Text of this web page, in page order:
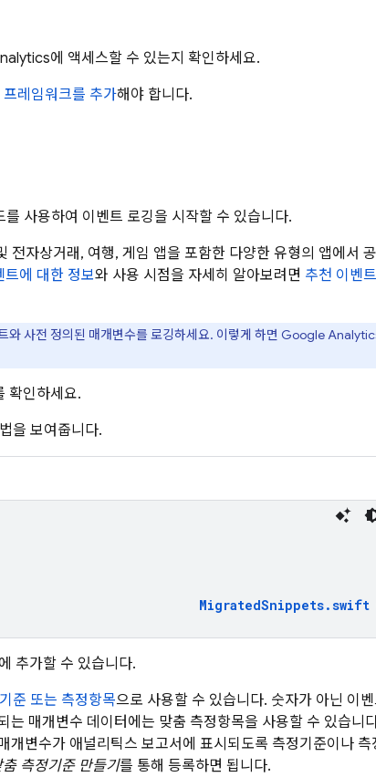
에 액세스할 수 있는지 확인하세요.
레임워크를 추가해야 합니다.
를 사용하여 이벤트 로깅을 시작할 수 있습니다.
전자상거래, 여행, 게임 앱을 포함한 다양한 유형의 앱에서
트에 대한 정보와 사용 시점을 자세히 알아보려면 추천 이벤트
사전 정의된 매개변수를 로깅하세요. 이렇게 하면 Google
확인하세요.
을 보여줍니다.
MigratedSnippets.swift
추가할 수 있습니다.
준 또는 측정항목으로 사용할 수 있습니다. 숫자가 아닌 이벤
는 매개변수 데이터에는 맞춤 측정항목을 사용할 수 있습니
개변수가 애널리틱스 보고서에 표시되도록 측정기준이나 측
측정기준 만들기를 통해 등록하면 됩니다.